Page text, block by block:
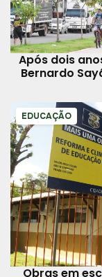
Após dois
Bernardo
EDUCAÇÃO
Obras em